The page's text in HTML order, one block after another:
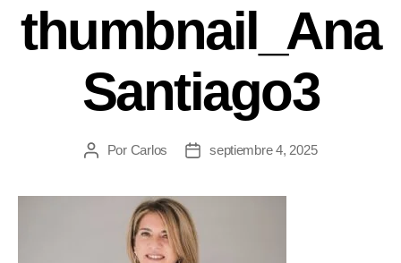
thumbnail_Ana
Santiago3
Por Carlos septiembre 4, 2025